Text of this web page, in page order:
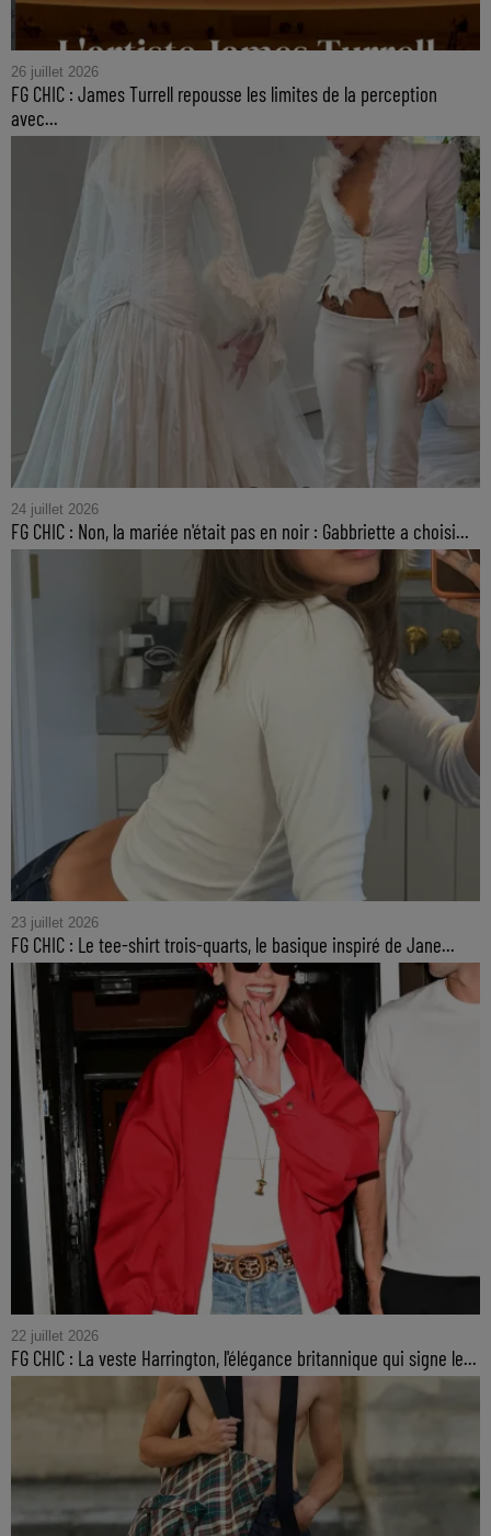
26 juillet 2026
FG CHIC : James Turrell repousse les limites de la perception
avec...
24 juillet 2026
FG CHIC : Non, la mariée n'était pas en noir : Gabbriette a choisi...
23 juillet 2026
FG CHIC : Le tee-shirt trois-quarts, le basique inspiré de Jane...
22 juillet 2026
FG CHIC : La veste Harrington, l'élégance britannique qui signe le...